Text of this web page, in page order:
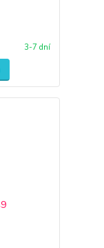
3-7 dní